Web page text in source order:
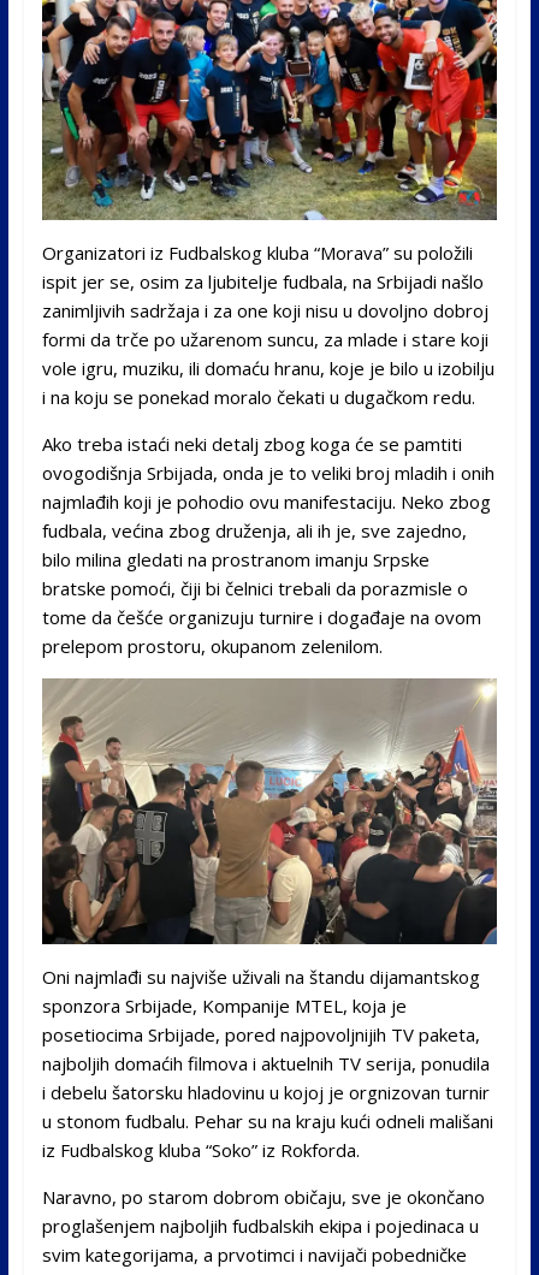
Organizatori iz Fudbalskog kluba “Morava” su položili
ispit jer se, osim za ljubitelje fudbala, na Srbijadi našlo
zanimljivih sadržaja i za one koji nisu u dovoljno dobroj
formi da trče po užarenom suncu, za mlade i stare koji
vole igru, muziku, ili domaću hranu, koje je bilo u izobilju
i na koju se ponekad moralo čekati u dugačkom redu.
Ako treba istaći neki detalj zbog koga će se pamtiti
ovogodišnja Srbijada, onda je to veliki broj mladih i onih
najmlađih koji je pohodio ovu manifestaciju. Neko zbog
fudbala, većina zbog druženja, ali ih je, sve zajedno,
bilo milina gledati na prostranom imanju Srpske
bratske pomoći, čiji bi čelnici trebali da porazmisle o
tome da češće organizuju turnire i događaje na ovom
prelepom prostoru, okupanom zelenilom.
Oni najmlađi su najviše uživali na štandu dijamantskog
sponzora Srbijade, Kompanije MTEL, koja je
posetiocima Srbijade, pored najpovoljnijih TV paketa,
najboljih domaćih filmova i aktuelnih TV serija, ponudila
i debelu šatorsku hladovinu u kojoj je orgnizovan turnir
u stonom fudbalu. Pehar su na kraju kući odneli mališani
iz Fudbalskog kluba “Soko” iz Rokforda.
Naravno, po starom dobrom običaju, sve je okončano
proglašenjem najboljih fudbalskih ekipa i pojedinaca u
svim kategorijama, a prvotimci i navijači pobedničke